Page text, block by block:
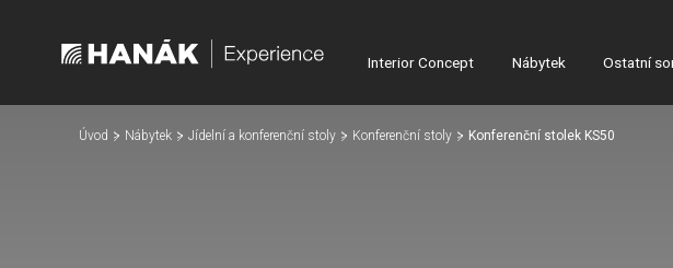
Interior Concept Nábytek Ostatní
Úvod Nábytek Jídelní a konferenční stoly Konferenční stoly Konferenční stolek KS50